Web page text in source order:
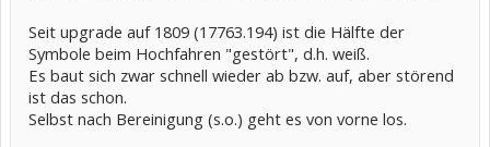
Seit upgrade auf 1809 (17763.194) ist die Hälfte der
Symbole beim Hochfahren "gestört", d.h. weiß.
Es baut sich zwar schnell wieder ab bzw. auf, aber störend
ist das schon.
Selbst nach Bereinigung (s.o.) geht es von vorne los.